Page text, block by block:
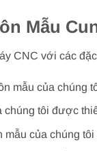
Mẫu
CNC với các
mẫu của chúng
tôi được
của chúng